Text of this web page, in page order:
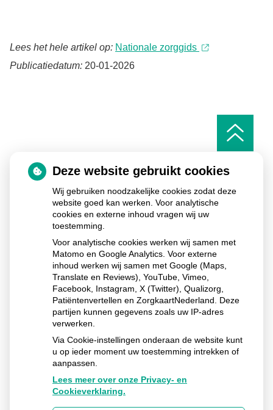
Lees het hele artikel op: Nationale zorggids
Publicatiedatum: 20-01-2026
De Fundatie Huisartsenpraktijk & Apotheek
Commissieweg5 9244 GB Beetsterzwaag
Uw Zorg Online
Privacy verklaring|Cookie-
instellingen|Voorwaarden
Deze website gebruikt cookies
Wij gebruiken noodzakelijke cookies zodat deze
website goed kan werken. Voor analytische
cookies en externe inhoud vragen wij uw
toestemming.
Voor analytische cookies werken wij samen met
Matomo en Google Analytics. Voor externe
inhoud werken wij samen met Google (Maps,
Translate en Reviews), YouTube, Vimeo,
Facebook, Instagram, X (Twitter), Qualizorg,
Patiëntenvertellen en ZorgkaartNederland. Deze
partijen kunnen gegevens zoals uw IP-adres
verwerken.
Via Cookie-instellingen onderaan de website kunt
u op ieder moment uw toestemming intrekken of
aanpassen.
Lees meer over onze Privacy- en
Cookieverklaring.